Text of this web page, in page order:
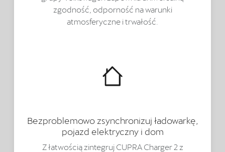
zgodność, odporność na warunki
atmosferyczne i trwałość.
Bezproblemowo zsynchronizuj ładowarkę,
pojazd elektryczny i dom
Z łatwością zintegruj CUPRA Charger 2 z